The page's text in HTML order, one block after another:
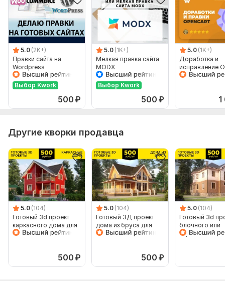
Интерфейс на JavaScript:
Да
Фреймворк JavaScript:
Без фреймворка
Используется CSS:
Фреймворк CSS:
Без фреймворка
База данных:
Предусмотрена
MySQL
5.0 (2K+)
Правки сайта на
Wordpress
Выбор Kwork
500 ₽
5.0 (1K+)
Мелкая правка сайта
MODX
Выбор Kwork
500 ₽
5.0 (1K+)
Доработка и
исправление
Другие кворки продавца
5.0 (104)
Готовый 3d проект
каркасного дома для
сайта, каталога,
500 ₽
5.0 (104)
Готовый 3Д проект
дома из бруса для
сайта, каталога,
500 ₽
5.0 (104)
Готовый 3d
блочного или
кирпичного